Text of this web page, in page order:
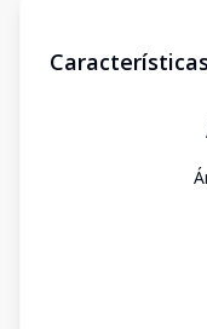
Características